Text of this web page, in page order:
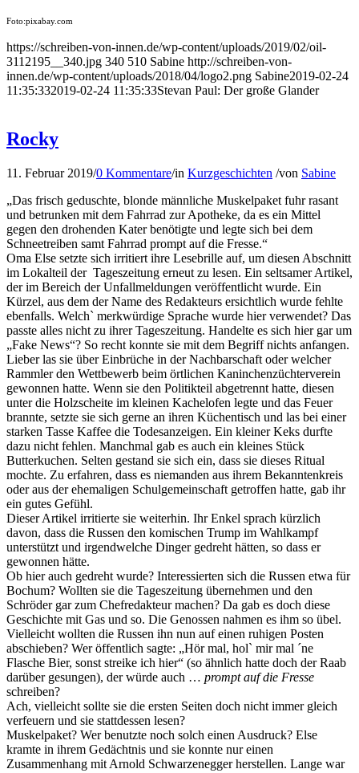
Foto:pixabay.com
https://schreiben-von-innen.de/wp-content/uploads/2019/02/oil-
3112195__340.jpg 340 510 Sabine http://schreiben-von-
innen.de/wp-content/uploads/2018/04/logo2.png Sabine2019-02-24
11:35:332019-02-24 11:35:33Stevan Paul: Der große Glander
Rocky
11. Februar 2019/0 Kommentare/in Kurzgeschichten /von Sabine
„Das frisch geduschte, blonde männliche Muskelpaket fuhr rasant
und betrunken mit dem Fahrrad zur Apotheke, da es ein Mittel
gegen den drohenden Kater benötigte und legte sich bei dem
Schneetreiben samt Fahrrad prompt auf die Fresse.“
Oma Else setzte sich irritiert ihre Lesebrille auf, um diesen Abschnitt
im Lokalteil der Tageszeitung erneut zu lesen. Ein seltsamer Artikel,
der im Bereich der Unfallmeldungen veröffentlicht wurde. Ein
Kürzel, aus dem der Name des Redakteurs ersichtlich wurde fehlte
ebenfalls. Welch` merkwürdige Sprache wurde hier verwendet? Das
passte alles nicht zu ihrer Tageszeitung. Handelte es sich hier gar um
„Fake News“? So recht konnte sie mit dem Begriff nichts anfangen.
Lieber las sie über Einbrüche in der Nachbarschaft oder welcher
Rammler den Wettbewerb beim örtlichen Kaninchenzüchterverein
gewonnen hatte. Wenn sie den Politikteil abgetrennt hatte, diesen
unter die Holzscheite im kleinen Kachelofen legte und das Feuer
brannte, setzte sie sich gerne an ihren Küchentisch und las bei einer
starken Tasse Kaffee die Todesanzeigen. Ein kleiner Keks durfte
dazu nicht fehlen. Manchmal gab es auch ein kleines Stück
Butterkuchen. Selten gestand sie sich ein, dass sie dieses Ritual
mochte. Zu erfahren, dass es niemanden aus ihrem Bekanntenkreis
oder aus der ehemaligen Schulgemeinschaft getroffen hatte, gab ihr
ein gutes Gefühl.
Dieser Artikel irritierte sie weiterhin. Ihr Enkel sprach kürzlich
davon, dass die Russen den komischen Trump im Wahlkampf
unterstützt und irgendwelche Dinger gedreht hätten, so dass er
gewonnen hätte.
Ob hier auch gedreht wurde? Interessierten sich die Russen etwa für
Bochum? Wollten sie die Tageszeitung übernehmen und den
Schröder gar zum Chefredakteur machen? Da gab es doch diese
Geschichte mit Gas und so. Die Genossen nahmen es ihm so übel.
Vielleicht wollten die Russen ihn nun auf einen ruhigen Posten
abschieben? Wer öffentlich sagte: „Hör mal, hol` mir mal ´ne
Flasche Bier, sonst streike ich hier“ (so ähnlich hatte doch der Raab
darüber gesungen), der würde auch … prompt auf die Fresse
schreiben?
Ach, vielleicht sollte sie die ersten Seiten doch nicht immer gleich
verfeuern und sie stattdessen lesen?
Muskelpaket? Wer benutzte noch solch einen Ausdruck? Else
kramte in ihrem Gedächtnis und sie konnte nur einen
Zusammenhang mit Arnold Schwarzenegger herstellen. Lange war